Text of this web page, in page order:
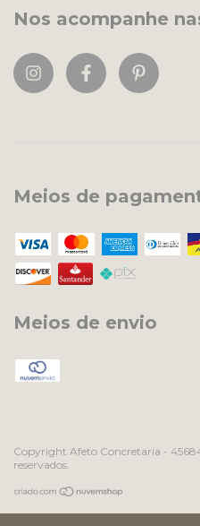
Nos acompanhe
Meios de
Meios de envio
Copyright Afeto Concretaria -
reservados.